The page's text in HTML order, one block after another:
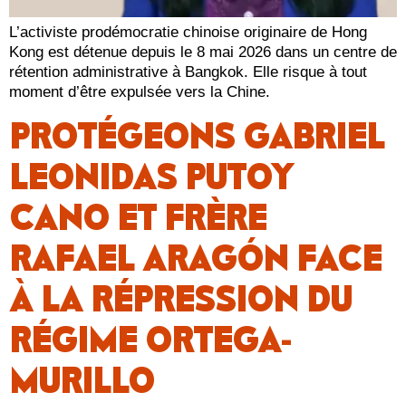
L’activiste prodémocratie chinoise originaire de Hong
Kong est détenue depuis le 8 mai 2026 dans un centre de
rétention administrative à Bangkok. Elle risque à tout
moment d’être expulsée vers la Chine.
PROTÉGEONS GABRIEL
LEONIDAS PUTOY
CANO ET FRÈRE
RAFAEL ARAGÓN FACE
À LA RÉPRESSION DU
RÉGIME ORTEGA-
MURILLO